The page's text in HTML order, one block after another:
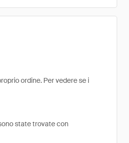
ordine. Per vedere se i
state trovate con